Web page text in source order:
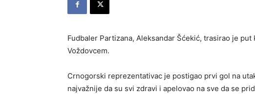
Fudbaler Partizana, Aleksandar Šćekić, trasirao je
Voždovcem.
Crnogorski reprezentativac je postigao prvi gol na
najvažnije da su svi zdravi i apelovao na sve da se